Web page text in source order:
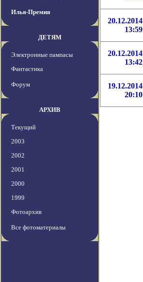
Илья-Премия
ДЕТЯМ
Электронные пампасы
Фантастика
Форум
АРХИВ
Текущий
2003
2002
2001
2000
1999
Фотоархив
Все фотоматериалы
20.12.2014
13:59
20.12.2014
13:42
19.12.2014
20:10